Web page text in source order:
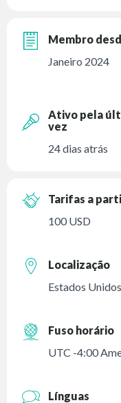
Membro
Janeiro 2024
Ativo pela
vez
24 dias atrás
Tarifas a
100 USD
Localização
Estados
Fuso horário
UTC -4:00
Línguas